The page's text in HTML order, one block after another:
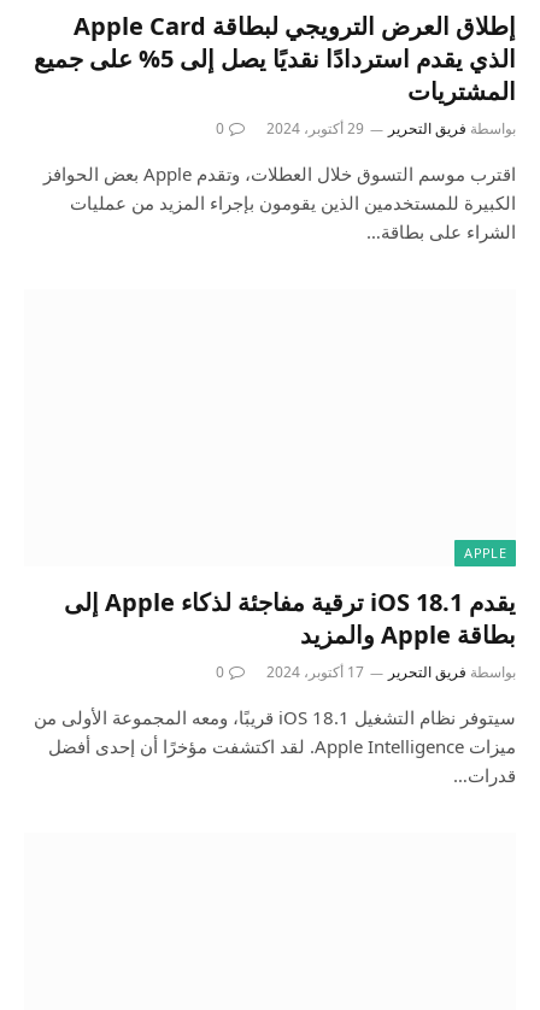
إطلاق العرض الترويجي لبطاقة Apple Card
الذي يقدم استردادًا نقديًا يصل إلى 5% على جميع
المشتريات
بواسطة فريق التحرير 29 أكتوبر، 2024 0
اقترب موسم التسوق خلال العطلات، وتقدم Apple بعض الحوافز
الكبيرة للمستخدمين الذين يقومون بإجراء المزيد من عمليات
الشراء على بطاقة…
APPLE
يقدم iOS 18.1 ترقية مفاجئة لذكاء Apple إلى
بطاقة Apple والمزيد
بواسطة فريق التحرير 17 أكتوبر، 2024 0
سيتوفر نظام التشغيل iOS 18.1 قريبًا، ومعه المجموعة الأولى من
ميزات Apple Intelligence. لقد اكتشفت مؤخرًا أن إحدى أفضل
قدرات…